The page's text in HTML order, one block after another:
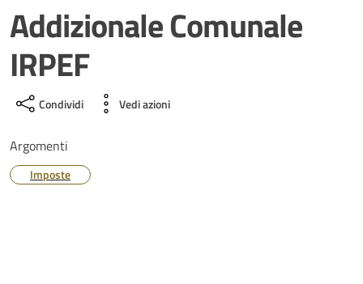
Addizionale Comunale
IRPEF
Condividi Vedi azioni
Argomenti
Imposte